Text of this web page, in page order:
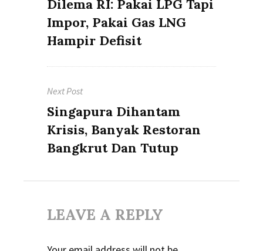
Previous
post:
Dilema RI: Pakai LPG Tapi
Impor, Pakai Gas LNG
Hampir Defisit
Next Post
Next
post:
Singapura Dihantam
Krisis, Banyak Restoran
Bangkrut Dan Tutup
LEAVE A REPLY